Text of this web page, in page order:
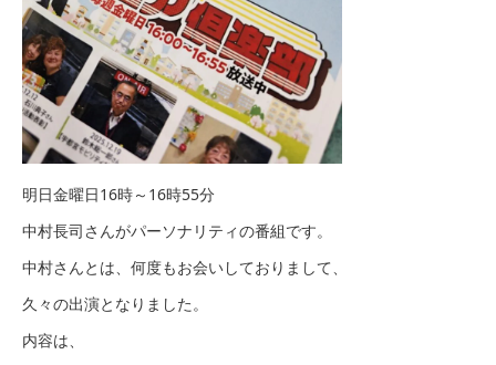
明日金曜日16時～16時55分
中村長司さんがパーソナリティの番組です。
中村さんとは、何度もお会いしておりまして、
久々の出演となりました。
内容は、